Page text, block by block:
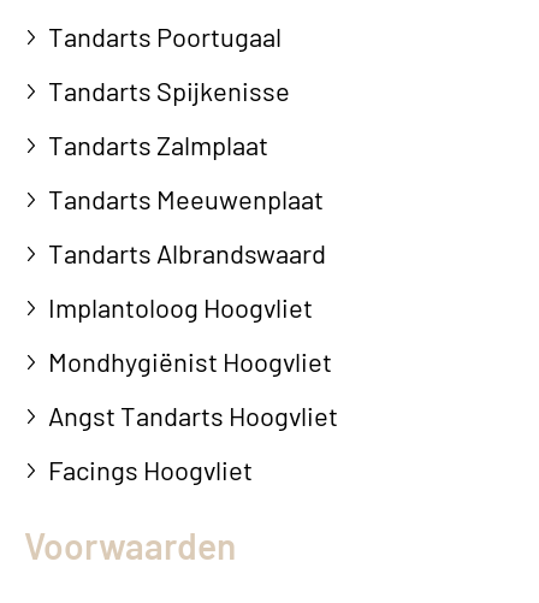
Tandarts Poortugaal
Tandarts Spijkenisse
Tandarts Zalmplaat
Tandarts Meeuwenplaat
Tandarts Albrandswaard
Implantoloog Hoogvliet
Mondhygiënist Hoogvliet
Angst Tandarts Hoogvliet
Facings Hoogvliet
Voorwaarden